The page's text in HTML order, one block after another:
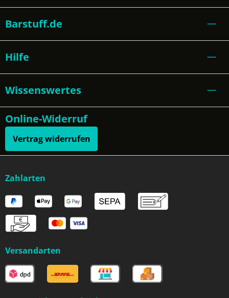
Barstuff.de
Hilfe
Wissenswertes
Online-Widerruf
Vertrag widerrufen
Zahlarten
Versandarten